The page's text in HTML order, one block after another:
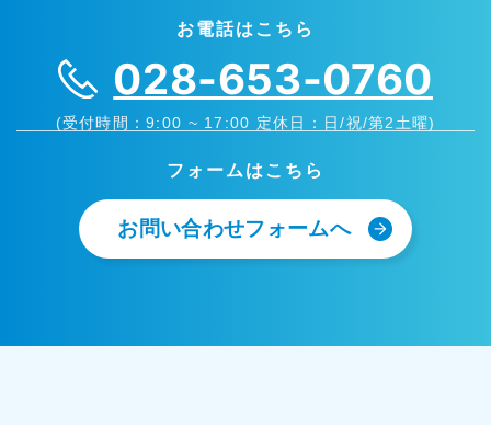
お電話はこちら
028-653-0760
(受付時間：9:00 ~ 17:00 定休日：日/祝/第2土曜)
フォームはこちら
お問い合わせフォームへ